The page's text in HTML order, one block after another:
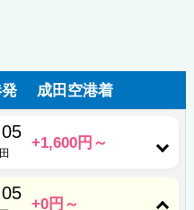
+3,500円～
発 成田空港着
+1,600円～
+0円～